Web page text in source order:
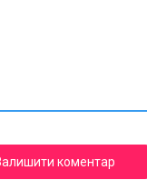
коментар